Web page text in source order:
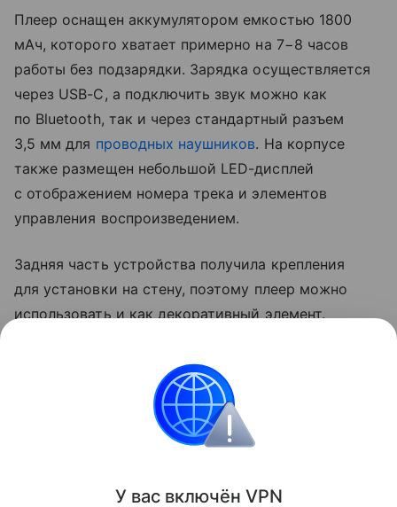
Плеер оснащен аккумулятором емкостью 1800
мАч, которого хватает примерно на 7−8 часов
работы без подзарядки. Зарядка осуществляется
через USB-C, а подключить звук можно как
по Bluetooth, так и через стандартный разъем
3,5 мм для проводных наушников. На корпусе
также размещен небольшой LED-дисплей
с отображением номера трека и элементов
управления воспроизведением.
Задняя часть устройства получила крепления
для установки на стену, поэтому плеер можно
использовать и как декоративный элемент.
Ранее компания Beams Records
новый CD-плеер с прозрачным корпусом. Модель
получила название Clear Portable CD Player
и оценена в 6930 иен (3500 рублей).
Поделиться
У вас включён VPN